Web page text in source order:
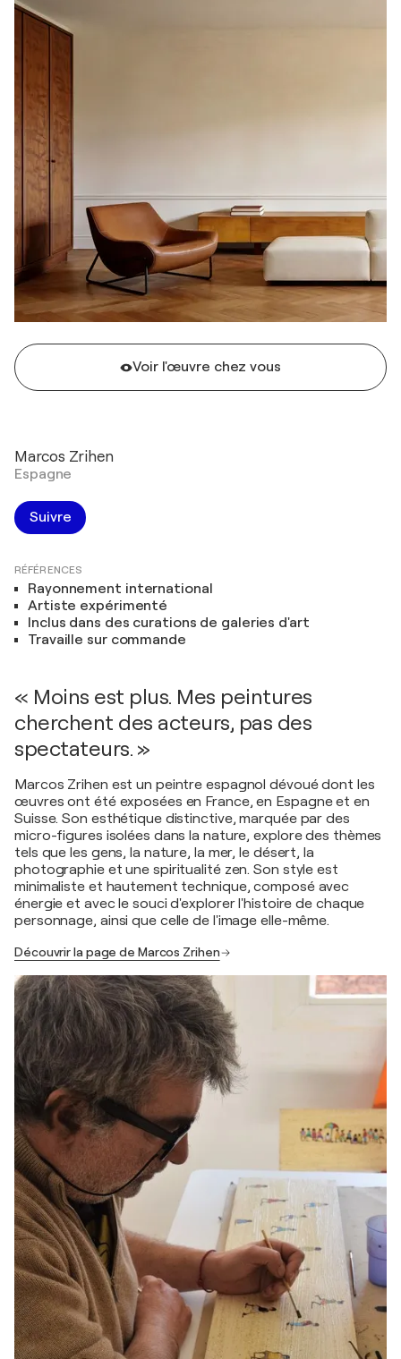
Voir l'œuvre chez vous
Marcos Zrihen
Espagne
Suivre
RÉFÉRENCES
Rayonnement international
Artiste expérimenté
Inclus dans des curations de galeries d'art
Travaille sur commande
« Moins est plus. Mes peintures
cherchent des acteurs, pas des
spectateurs. »
Marcos Zrihen est un peintre espagnol dévoué dont les
œuvres ont été exposées en France, en Espagne et en
Suisse. Son esthétique distinctive, marquée par des
micro-figures isolées dans la nature, explore des thèmes
tels que les gens, la nature, la mer, le désert, la
photographie et une spiritualité zen. Son style est
minimaliste et hautement technique, composé avec
énergie et avec le souci d'explorer l'histoire de chaque
personnage, ainsi que celle de l'image elle-même.
Découvrir la page de Marcos Zrihen